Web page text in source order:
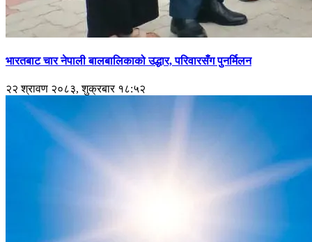
भारतबाट चार नेपाली बालबालिकाको उद्धार, परिवारसँग पुनर्मिलन
२२ श्रावण २०८३, शुक्रबार १८:५२